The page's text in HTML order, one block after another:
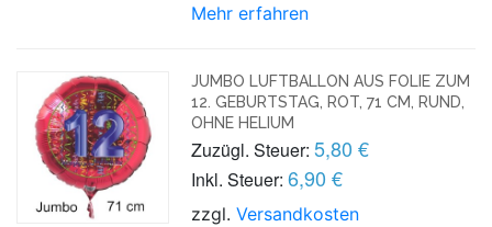
Mehr erfahren
JUMBO LUFTBALLON AUS FOLIE ZUM
12. GEBURTSTAG, ROT, 71 CM, RUND,
OHNE HELIUM
Zuzügl. Steuer: 5,80 €
Inkl. Steuer: 6,90 €
zzgl.Versandkosten